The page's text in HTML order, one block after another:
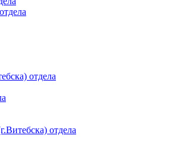
отдела
отдела